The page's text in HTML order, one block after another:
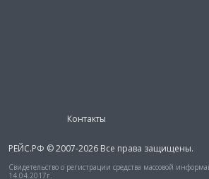
Контакты
РЕЙС.РФ © 2007-2026 Все права защищены.
Свидетельство о регистрации средства массовой
14.04.2017г.